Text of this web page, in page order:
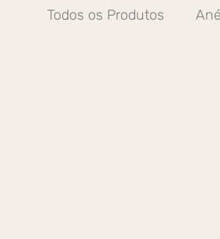
Todos os Produtos